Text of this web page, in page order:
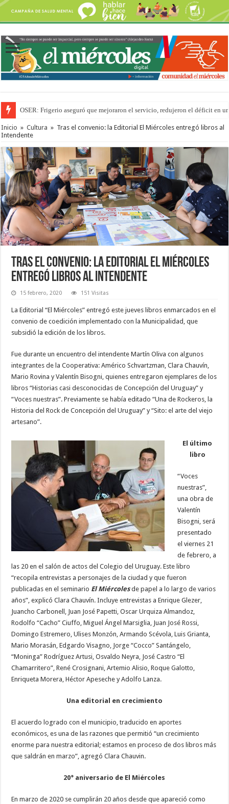
OSER: Frigerio aseguró que mejoraron el servicio, redujeron el déficit en
Por primera vez hicieron una cirugía de reconstrucción torácica en el
Inicio » Cultura » Tras el convenio: la Editorial El Miércoles entregó libros al
Intendente
Tras el convenio: la Editorial El Miércoles
entregó libros al Intendente
15 febrero, 2020 151 Visitas
La Editorial “El Miércoles” entregó este jueves libros enmarcados en el
convenio de coedición implementado con la Municipalidad, que
subsidió la edición de los libros.
Fue durante un encuentro del intendente Martín Oliva con algunos
integrantes de la Cooperativa: Américo Schvartzman, Clara Chauvín,
Mario Rovina y Valentín Bisogni, quienes entregaron ejemplares de los
libros “Historias casi desconocidas de Concepción del Uruguay” y
“Voces nuestras”. Previamente se había editado “Una de Rockeros, la
Historia del Rock de Concepción del Uruguay” y “Sito: el arte del viejo
artesano”.
El último
libro
“Voces
nuestras”,
una obra de
Valentín
Bisogni, será
presentado
el viernes 21
de febrero, a
las 20 en el salón de actos del Colegio del Uruguay. Este libro
“recopila entrevistas a personajes de la ciudad y que fueron
publicadas en el seminario El Miércolesde papel a lo largo de varios
años”, explicó Clara Chauvín. Incluye entrevistas a Enrique Glezer,
Juancho Carbonell, Juan José Papetti, Oscar Urquiza Almandoz,
Rodolfo “Cacho” Ciuffo, Miguel Ángel Marsiglia, Juan José Rossi,
Domingo Estremero, Ulises Monzón, Armando Scévola, Luis Grianta,
Mario Morasán, Edgardo Visagno, Jorge “Cocco” Santángelo,
“Moninga” Rodríguez Artusi, Osvaldo Neyra, José Castro “El
Chamarritero”, René Crosignani, Artemio Alisio, Roque Galotto,
Enriqueta Morera, Héctor Apeseche y Adolfo Lanza.
Una editorial en crecimiento
El acuerdo logrado con el municipio, traducido en aportes
económicos, es una de las razones que permitió “un crecimiento
enorme para nuestra editorial; estamos en proceso de dos libros más
que saldrán en marzo”, agregó Clara Chauvin.
20° aniversario de El Miércoles
En marzo de 2020 se cumplirán 20 años desde que apareció como